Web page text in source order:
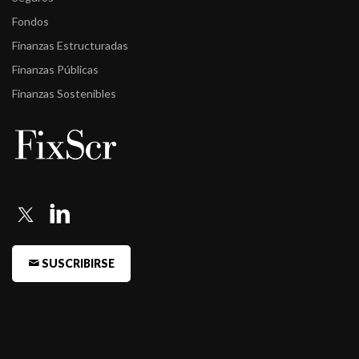
Fondos
Finanzas Estructuradas
Finanzas Públicas
Finanzas Sostenibles
SUSCRIBIRSE